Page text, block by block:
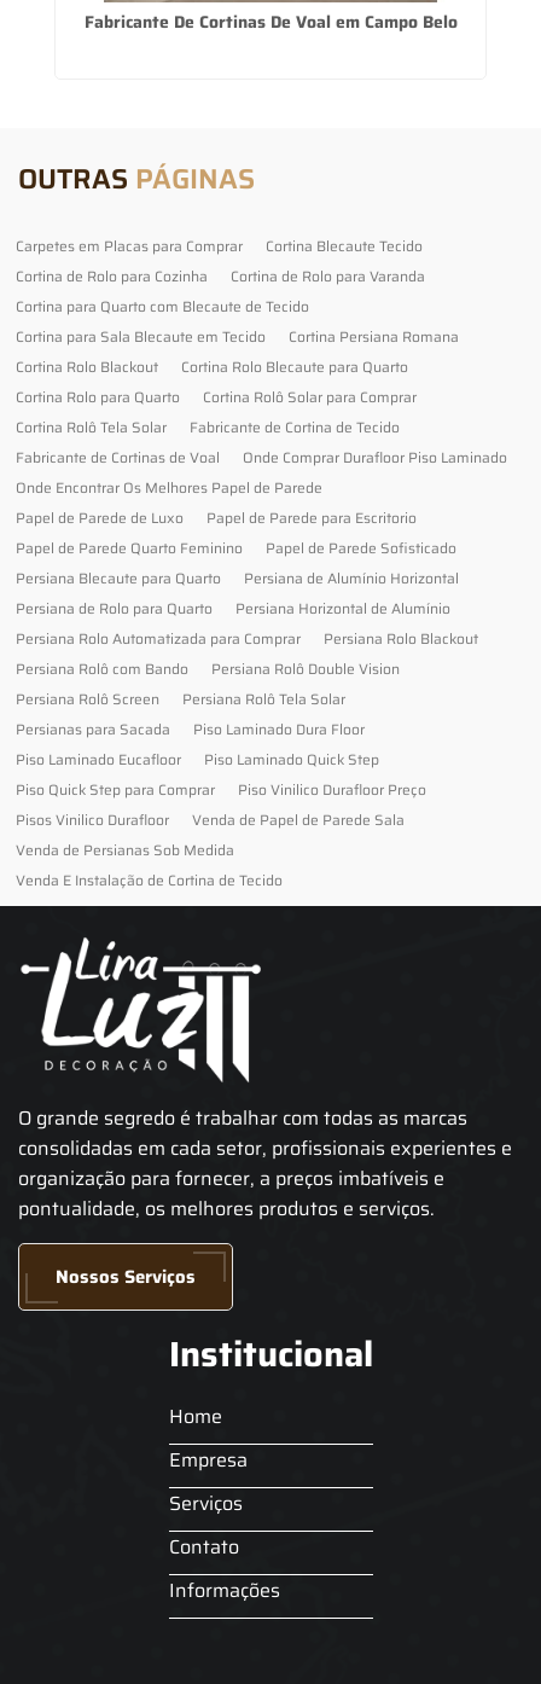
Fabricante De Cortinas De Voal em Campo Belo
OUTRAS PÁGINAS
Carpetes em Placas para Comprar
Cortina Blecaute Tecido
Cortina de Rolo para Cozinha
Cortina de Rolo para Varanda
Cortina para Quarto com Blecaute de Tecido
Cortina para Sala Blecaute em Tecido
Cortina Persiana Romana
Cortina Rolo Blackout
Cortina Rolo Blecaute para Quarto
Cortina Rolo para Quarto
Cortina Rolô Solar para Comprar
Cortina Rolô Tela Solar
Fabricante de Cortina de Tecido
Fabricante de Cortinas de Voal
Onde Comprar Durafloor Piso Laminado
Onde Encontrar Os Melhores Papel de Parede
Papel de Parede de Luxo
Papel de Parede para Escritorio
Papel de Parede Quarto Feminino
Papel de Parede Sofisticado
Persiana Blecaute para Quarto
Persiana de Alumínio Horizontal
Persiana de Rolo para Quarto
Persiana Horizontal de Alumínio
Persiana Rolo Automatizada para Comprar
Persiana Rolo Blackout
Persiana Rolô com Bando
Persiana Rolô Double Vision
Persiana Rolô Screen
Persiana Rolô Tela Solar
Persianas para Sacada
Piso Laminado Dura Floor
Piso Laminado Eucafloor
Piso Laminado Quick Step
Piso Quick Step para Comprar
Piso Vinilico Durafloor Preço
Pisos Vinilico Durafloor
Venda de Papel de Parede Sala
Venda de Persianas Sob Medida
Venda E Instalação de Cortina de Tecido
O grande segredo é trabalhar com todas as marcas
consolidadas em cada setor, profissionais experientes e
organização para fornecer, a preços imbatíveis e
pontualidade, os melhores produtos e serviços.
Nossos Serviços
Institucional
Home
Empresa
Serviços
Contato
Informações